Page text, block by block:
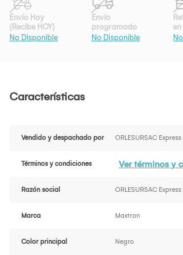
Envío Hoy
(Recibe HOY)
No Disponible
Envío
programado
No Disponible
Características
Vendido y despachado por ORLESURSAC Express
Términos y condiciones Ver términos y
Razón social ORLESURSAC
Marca Maxtron
Color principal Negro